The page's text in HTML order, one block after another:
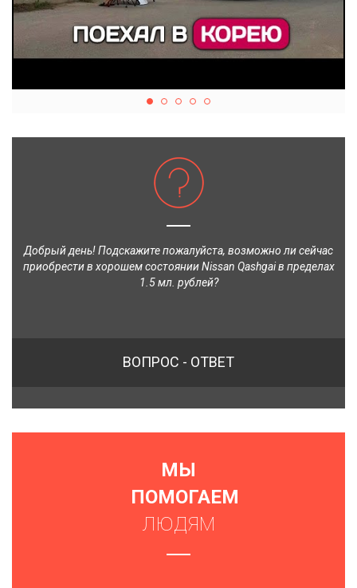
Добрый день! Подскажите пожалуйста, возможно ли сейчас
приобрести в хорошем состоянии Nissan Qashgai в пределах
1.5 мл. рублей?
ВОПРОС - ОТВЕТ
МЫ
ПОМОГАЕМ
ЛЮДЯМ